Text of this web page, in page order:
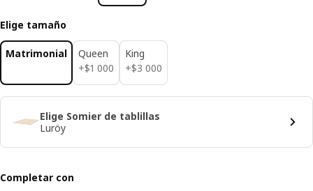
Elige tamaño
Matrimonial
Queen
+$1 000
$ 1000
King
+$3 000
$ 3000
Elige Somier de tablillas
Luröy
Completar con